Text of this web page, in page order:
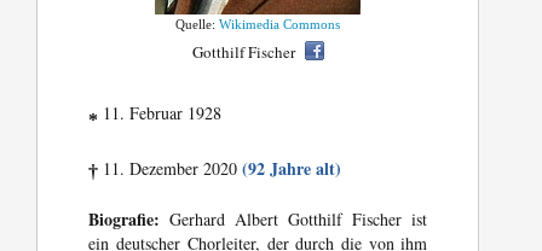
Quelle:Wikimedia Commons
Gotthilf Fischer
* 11. Februar 1928
† 11. Dezember 2020(92 Jahre alt)
Biografie: Gerhard Albert Gotthilf Fischer ist
ein deutscher Chorleiter, der durch die von ihm